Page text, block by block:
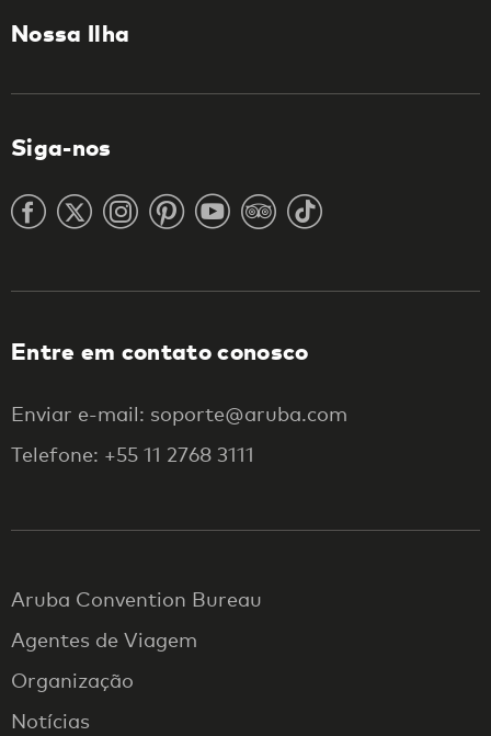
Nossa Ilha
Siga-nos
Entre em contato conosco
Enviar e-mail: soporte@aruba.com
Telefone: +55 11 2768 3111
Aruba Convention Bureau
Agentes de Viagem
Organização
Notícias